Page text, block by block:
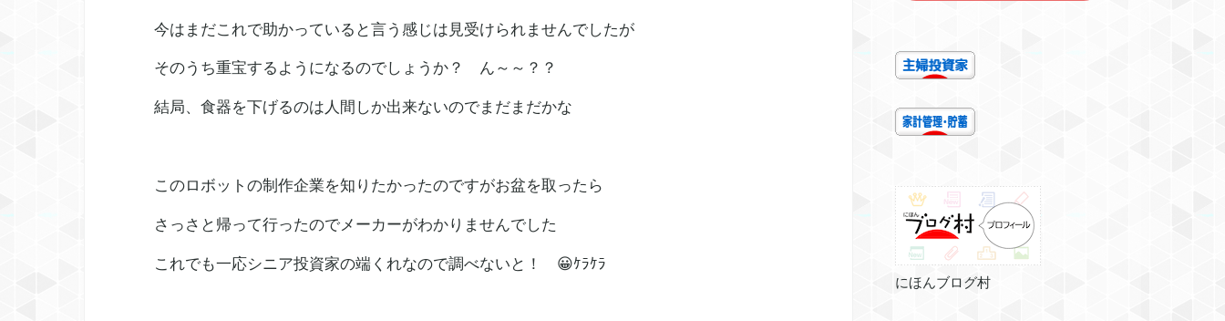
今はまだこれで助かっていると言う感じは見受けられませんでしたが
そのうち重宝するようになるのでしょうか？ ん～～？？
結局、食器を下げるのは人間しか出来ないのでまだまだかな
このロボットの制作企業を知りたかったのですがお盆を取ったら
さっさと帰って行ったのでメーカーがわかりませんでした
これでも一応シニア投資家の端くれなので調べないと！ 😀ｹﾗｹﾗ
にほんブログ村